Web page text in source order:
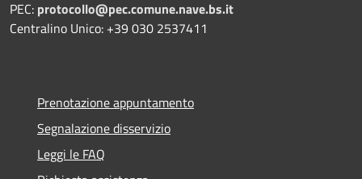
PEC: protocollo@pec.comune.nave.bs.it
Centralino Unico: +39 030 2537411
Prenotazione appuntamento
Segnalazione disservizio
Leggi le FAQ